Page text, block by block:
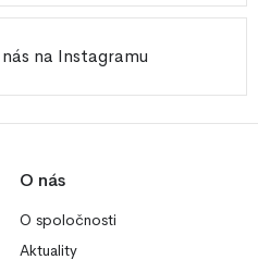
na Instagramu
O nás
O spoločnosti
Aktuality